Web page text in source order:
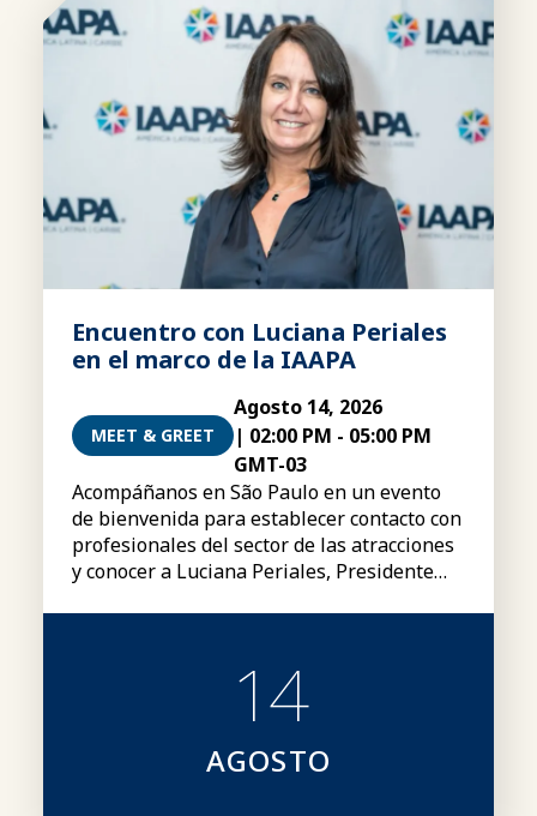
Encuentro con Luciana Periales
en el marco de la IAAPA
MEET & GREET
Agosto 14, 2026
| 02:00 PM - 05:00 PM
GMT-03
Acompáñanos en São Paulo en un evento
de bienvenida para establecer contacto con
profesionales del sector de las atracciones
y conocer a Luciana Periales, Presidente
14
AGOSTO